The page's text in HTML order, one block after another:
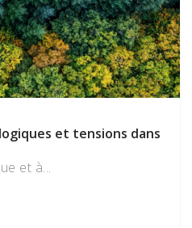
et tensions dans
et à...